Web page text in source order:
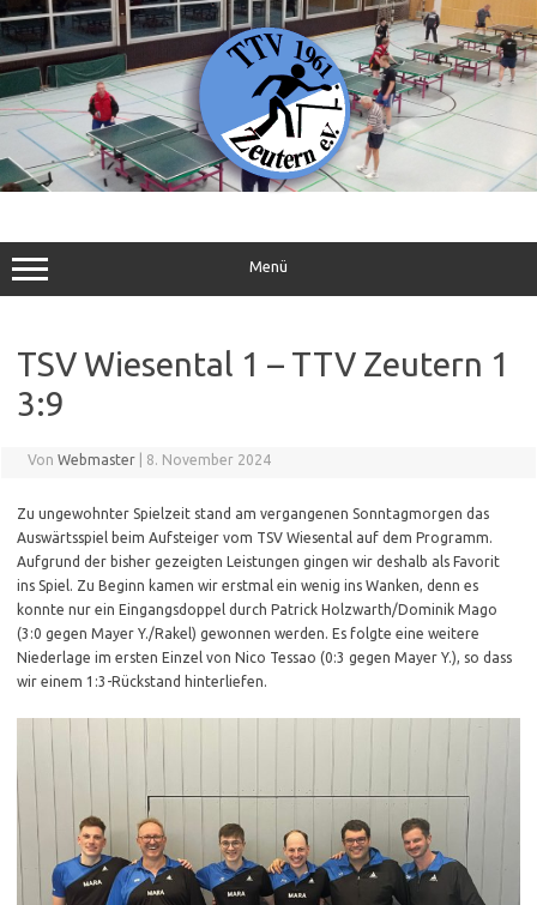
Zum
Inhalt
springen
Menü
TSV Wiesental 1 – TTV Zeutern 1
3:9
Von Webmaster 8. November 2024
Zu ungewohnter Spielzeit stand am vergangenen Sonntagmorgen das
Auswärtsspiel beim Aufsteiger vom TSV Wiesental auf dem Programm.
Aufgrund der bisher gezeigten Leistungen gingen wir deshalb als Favorit
ins Spiel. Zu Beginn kamen wir erstmal ein wenig ins Wanken, denn es
konnte nur ein Eingangsdoppel durch Patrick Holzwarth/Dominik Mago
(3:0 gegen Mayer Y./Rakel) gewonnen werden. Es folgte eine weitere
Niederlage im ersten Einzel von Nico Tessao (0:3 gegen Mayer Y.), so dass
wir einem 1:3-Rückstand hinterliefen.